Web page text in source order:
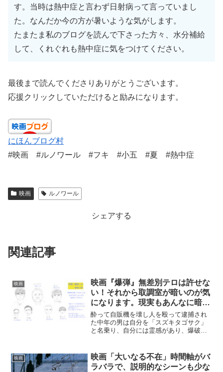
す。当時は熱中症と言わず日射病って言っていまし
た。なんだか今の方が暑いような気がします。
たまたま私のブログを読んで下さった方々、水分補給
して、くれぐれも熱中症に気をつけてください。
最後まで読んでくださりありがとうございます。
応援クリックしていただけると励みになります。
にほんブログ村
#映画 #ルノワール #フキ #小五 #夏 #熱中症
映画 ルノワール
シェアする
関連記事
映画
映画『爆弾』無差別テロは許せな
い！それから取調室が暗いのが気
になります。現実もあんなに暗い
の？さっそうとした伊藤沙莉さん
が素敵です。
酔って自販機を壊し人を殴って逮捕され
た中年の男は自分を「スズキタゴサク」
と名乗り、自分には霊感があり、爆破時
スズキタゴサク役の、他人を小馬鹿にし
たような佐藤二朗さんが、...
映画
映画「大いなる不在」時間軸がバ
ラバラで、説明的なシーンも少な